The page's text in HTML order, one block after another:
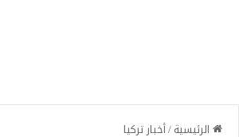
الرئيسية/أخبار تركيا